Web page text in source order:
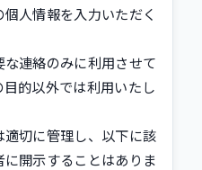
人情報を入力いただく
連絡のみに利用させて
的以外では利用いたし
切に管理し、以下に該
開示することはありま